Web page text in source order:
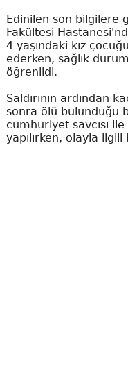
Edinilen son bilgilere
Fakültesi
4 yaşındaki kız
ederken, sağlık
öğrenildi.
Saldırının ardından
sonra ölü bulunduğu
cumhuriyet savcısı
yapılırken, olayla